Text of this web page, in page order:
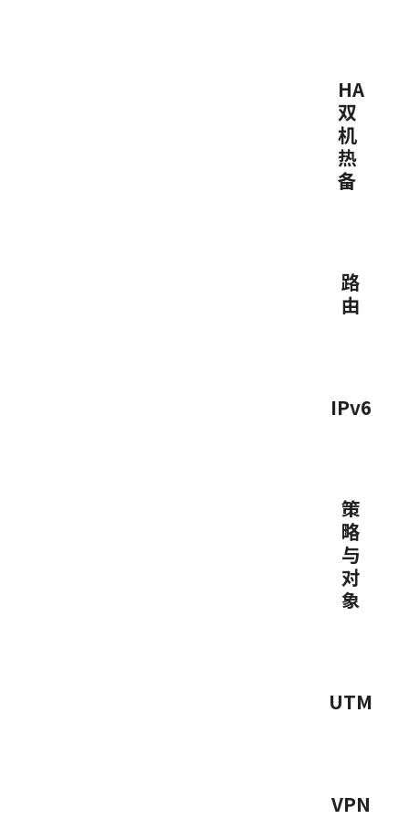
HA
双
机
热
备
路
由
IPv6
策
略
与
对
象
UTM
VPN